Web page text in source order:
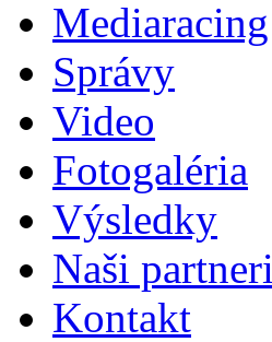
Mediaracing
Správy
Video
Fotogaléria
Výsledky
Naši partneri
Kontakt